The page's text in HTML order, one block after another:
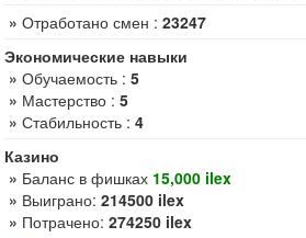
» Отработано смен : 23247
Экономические навыки
» Обучаемость : 5
» Мастерство : 5
» Стабильность : 4
Казино
» Баланс в фишках 15,000 ilex
» Выиграно: 214500 ilex
» Потрачено: 274250 ilex